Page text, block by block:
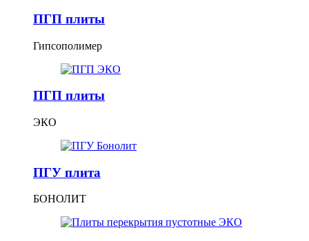
ПГП плиты
Гипсополимер
ПГП плиты
ЭКО
ПГУ плита
БОНОЛИТ